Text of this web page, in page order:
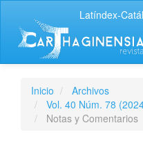
Latíndex-
Inicio
Archivos
Vol. 40 Núm. 78
Notas y Comentarios